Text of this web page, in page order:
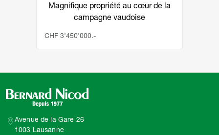
Magnifique propriété au cœur de la
campagne vaudoise
CHF 3'450'000.-
Avenue de la Gare 26
1003 Lausanne